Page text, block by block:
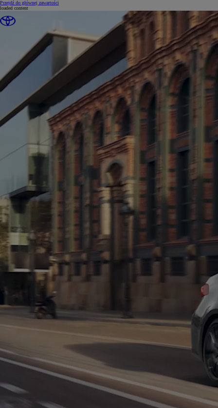
Przejdź do głównej zawartości
loaded content